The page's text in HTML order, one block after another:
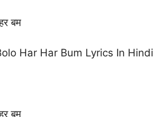
बम
Har Har Bum Lyrics In Hindi
बम